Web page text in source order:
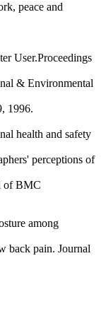
peace and
User.Proceedings
& Environmental
1996.
health and safety
perceptions of
of BMC
among
back pain. Journal